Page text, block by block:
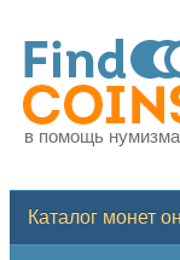
в помощь
Каталог монет